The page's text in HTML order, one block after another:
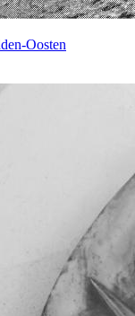
Oosten